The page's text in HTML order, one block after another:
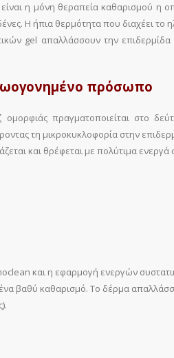
η μόνη θεραπεία καθαρισμού η
Η ήπια θερμότητα που διαχέει το
gel απαλλάσσουν την
πρόσωπο
πραγματοποιείται στο
τη μικροκυκλοφορία στην
και θρέφεται με πολύτιμα ενεργά
και η εφαρμογή ενεργών
βαθύ καθαρισμό. Το δέρμα